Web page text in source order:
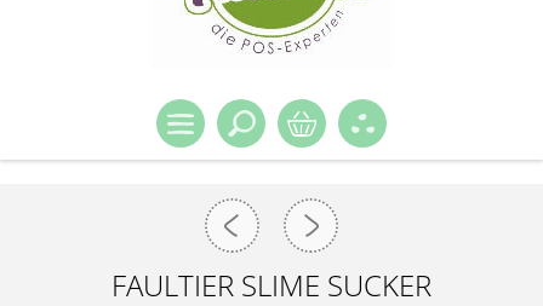
FAULTIER SLIME SUCKER